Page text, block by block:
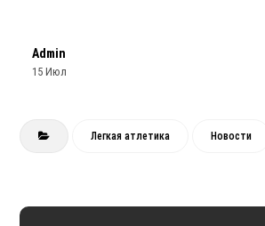
Admin
15 Июл
Легкая атлетика Новости